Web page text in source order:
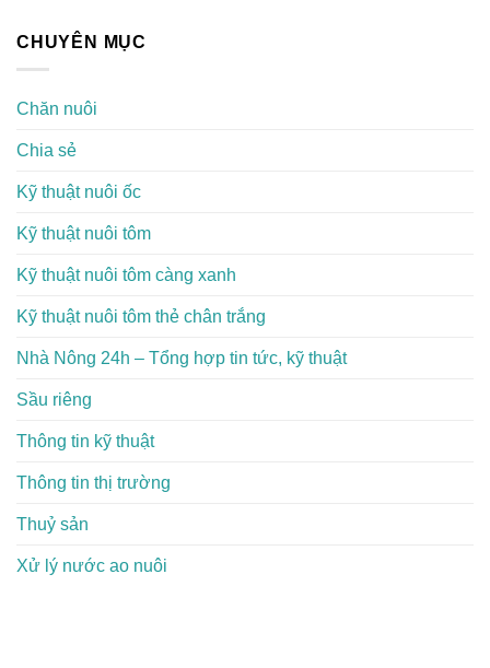
CHUYÊN MỤC
Chăn nuôi
Chia sẻ
Kỹ thuật nuôi ốc
Kỹ thuật nuôi tôm
Kỹ thuật nuôi tôm càng xanh
Kỹ thuật nuôi tôm thẻ chân trắng
Nhà Nông 24h – Tổng hợp tin tức, kỹ thuật
Sầu riêng
Thông tin kỹ thuật
Thông tin thị trường
Thuỷ sản
Xử lý nước ao nuôi